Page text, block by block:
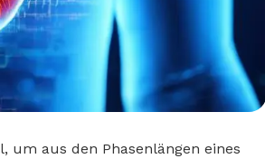
um aus den Phasenlängen eines